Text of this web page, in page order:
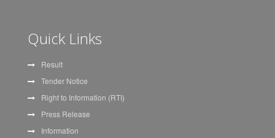
Quick Links
Result
Tender Notice
Right to Information (RTI)
Press Release
Information